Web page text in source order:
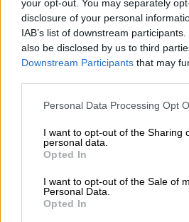
your opt-out. You may separately
disclosure of your personal
IAB’s list of downstream
also be disclosed by us to third
Downstream Participants that may
Personal Data Processing Opt
I want to opt-out of the Sharing
personal data.
Opted In
I want to opt-out of the Sale of
Personal Data.
Opted In
06.08.2026 - 08:40
Η γαλλική «ψήφος» στο «καλώδιο»
ελληνικές τράπεζες
Βαρδινογιάννη- Εξάρχου και ο
ΔΕΗ
Randy Schekman, Νομπελίστας
Πάρκινσον»
Ε.Ε και παράνομη μετανάστευση:
παρονομαστή το κοινό συμφέρον